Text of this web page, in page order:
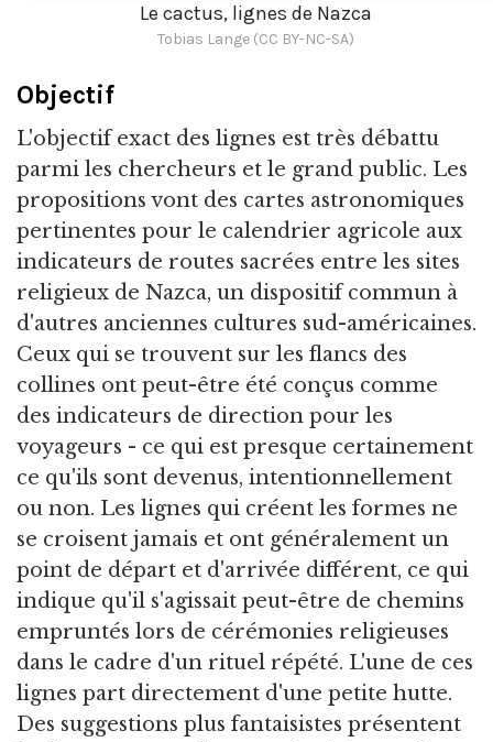
Le cactus, lignes de Nazca
Tobias Lange (CC BY-NC-SA)
Objectif
L'objectif exact des lignes est très débattu
parmi les chercheurs et le grand public. Les
propositions vont des cartes astronomiques
pertinentes pour le calendrier agricole aux
indicateurs de routes sacrées entre les sites
religieux de Nazca, un dispositif commun à
d'autres anciennes cultures sud-américaines.
Ceux qui se trouvent sur les flancs des
collines ont peut-être été conçus comme
des indicateurs de direction pour les
voyageurs - ce qui est presque certainement
ce qu'ils sont devenus, intentionnellement
ou non. Les lignes qui créent les formes ne
se croisent jamais et ont généralement un
point de départ et d'arrivée différent, ce qui
indique qu'il s'agissait peut-être de chemins
empruntés lors de cérémonies religieuses
dans le cadre d'un rituel répété. L'une de ces
lignes part directement d'une petite hutte.
Des suggestions plus fantaisistes présentent